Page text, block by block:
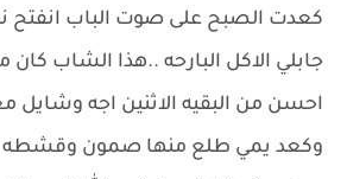
كعدت الصبح على صوت الباب انفتح
جابلي الاكل البارحه ..هذا الشاب
احسن من البقيه الاثنين اجه وشايل
وكعد يمي طلع منها صمون وقشطه